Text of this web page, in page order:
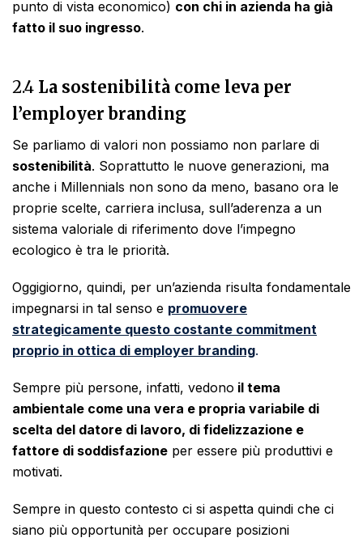
punto di vista economico) con chi in azienda ha già
fatto il suo ingresso.
2.4 La sostenibilità come leva per
l’employer branding
Se parliamo di valori non possiamo non parlare di
sostenibilità. Soprattutto le nuove generazioni, ma
anche i Millennials non sono da meno, basano ora le
proprie scelte, carriera inclusa, sull’aderenza a un
sistema valoriale di riferimento dove l’impegno
ecologico è tra le priorità.
Oggigiorno, quindi, per un’azienda risulta fondamentale
impegnarsi in tal senso e promuovere
strategicamente questo costante commitment
proprio in ottica di employer branding.
Sempre più persone, infatti, vedono il tema
ambientale come una vera e propria variabile di
scelta del datore di lavoro, di fidelizzazione e
fattore di soddisfazione per essere più produttivi e
motivati.
Sempre in questo contesto ci si aspetta quindi che ci
siano più opportunità per occupare posizioni